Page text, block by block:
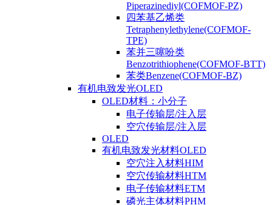
Piperazinediyl(COFMOF-PZ)
四苯基乙烯类
Tetraphenylethylene(COFMOF-
TPE)
苯并三噻吩类
Benzotrithiophene(COFMOF-BTT)
苯类Benzene(COFMOF-BZ)
有机电致发光OLED
OLED材料：小分子
电子传输层/注入层
空穴传输层/注入层
OLED
有机电致发光材料OLED
空穴注入材料HIM
空穴传输材料HTM
电子传输材料ETM
磷光主体材料PHM